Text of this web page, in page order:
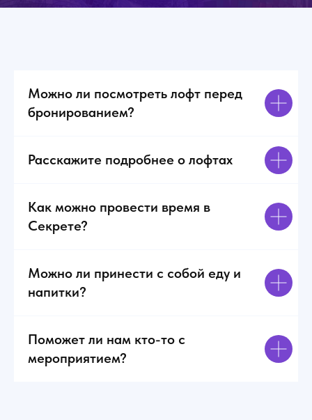
Можно ли посмотреть лофт перед
бронированием?
Расскажите подробнее о лофтах
Как можно провести время в
Секрете?
Можно ли принести с собой еду и
напитки?
Поможет ли нам кто-то с
мероприятием?